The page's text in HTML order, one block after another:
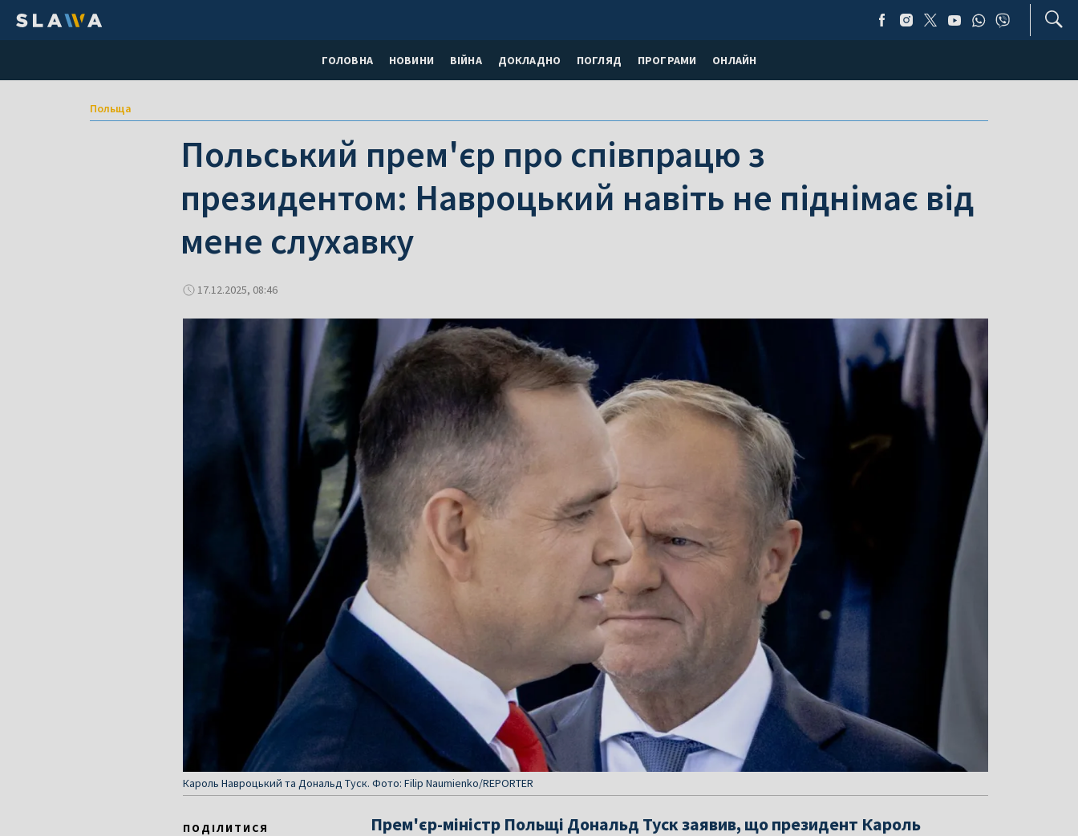
ГОЛОВНА НОВИНИ ВІЙНА ДОКЛАДНО ПОГЛЯД ПРОГРАМИ ОНЛАЙН
Польща
Польський прем'єр про співпрацю з
президентом: Навроцький навіть не піднімає від
мене слухавку
17.12.2025, 08:46
Кароль Навроцький та Дональд Туск. Фото: Filip Naumienko/REPORTER
ПОДІЛИТИСЯ
Прем'єр-міністр Польщі Дональд Туск заявив, що президент Кароль